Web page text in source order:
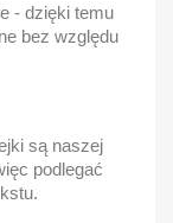
- dzięki temu
bez względu
są naszej
podlegać